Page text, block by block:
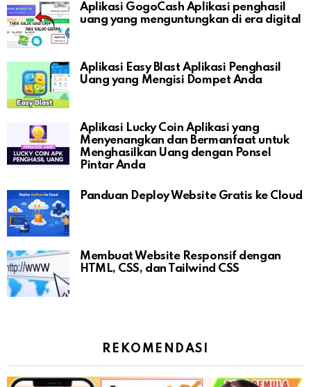
Aplikasi GogoCash Aplikasi penghasil
uang yang menguntungkan di era digital
Aplikasi Easy Blast Aplikasi Penghasil
Uang yang Mengisi Dompet Anda
Aplikasi Lucky Coin Aplikasi yang
Menyenangkan dan Bermanfaat untuk
Menghasilkan Uang dengan Ponsel
Pintar Anda
Panduan Deploy Website Gratis ke Cloud
Membuat Website Responsif dengan
HTML, CSS, dan Tailwind CSS
REKOMENDASI